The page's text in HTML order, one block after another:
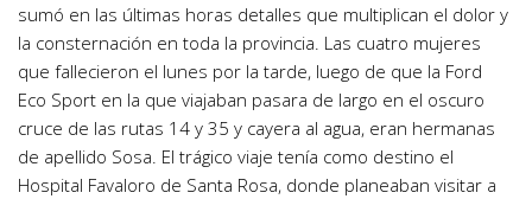
sumó en las últimas horas detalles que multiplican el dolor y
la consternación en toda la provincia. Las cuatro mujeres
que fallecieron el lunes por la tarde, luego de que la Ford
Eco Sport en la que viajaban pasara de largo en el oscuro
cruce de las rutas 14 y 35 y cayera al agua, eran hermanas
de apellido Sosa. El trágico viaje tenía como destino el
Hospital Favaloro de Santa Rosa, donde planeaban visitar a